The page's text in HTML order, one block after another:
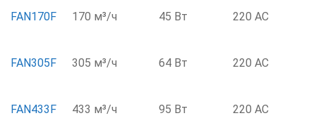
FAN170F 170 м³/ч 45 Вт 220 AC
FAN305F 305 м³/ч 64 Вт 220 AC
FAN433F 433 м³/ч 95 Вт 220 AC